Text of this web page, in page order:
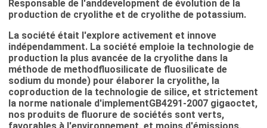
Responsable de l'anddevelopment de évolution de la
production de cryolithe et de cryolithe de potassium.
La société était l'explore activement et innove
indépendamment. La société emploie la technologie de
production la plus avancée de la cryolithe dans la
méthode de methodfluosilicate de fluosilicate de
sodium du monde) pour élaborer la cryolithe, la
coproduction de la technologie de silice, et strictement
la norme nationale d'implementGB4291-2007 gigaoctet,
nos produits de fluorure de sociétés sont verts,